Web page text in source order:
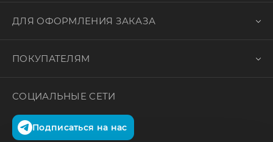
ДЛЯ ОФОРМЛЕНИЯ ЗАКАЗА
ПОКУПАТЕЛЯМ
СОЦИАЛЬНЫЕ СЕТИ
Подписаться на нас